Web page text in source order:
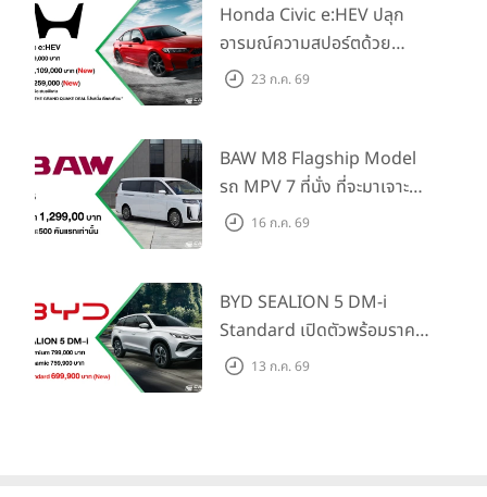
Honda Civic e:HEV ปลุก
อารมณ์ความสปอร์ตด้วย
Honda S+ Shift ครั้งแรกใน
Traffic Monitor เพียงจอง
ภายใน 31 ก.ค. 2569 รับบัตร
น้ำมันมูลค่า 10,000 บาท
23 ก.ค. 69
BAW M8 Flagship Model
รถ MPV 7 ที่นั่ง ที่จะมาเจาะ
ตลาดครอบครัวและองค์กรยุค
แรก)
16 ก.ค. 69
BYD SEALION 5 DM-i
Standard เปิดตัวพร้อมราคา
คาดการณ์ 699,900 บาท รุ่น
13 ก.ค. 69